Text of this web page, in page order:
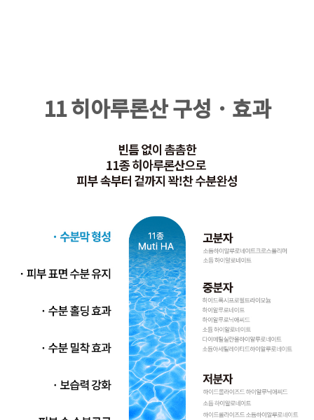
11 히아루론산 구성 · 효과